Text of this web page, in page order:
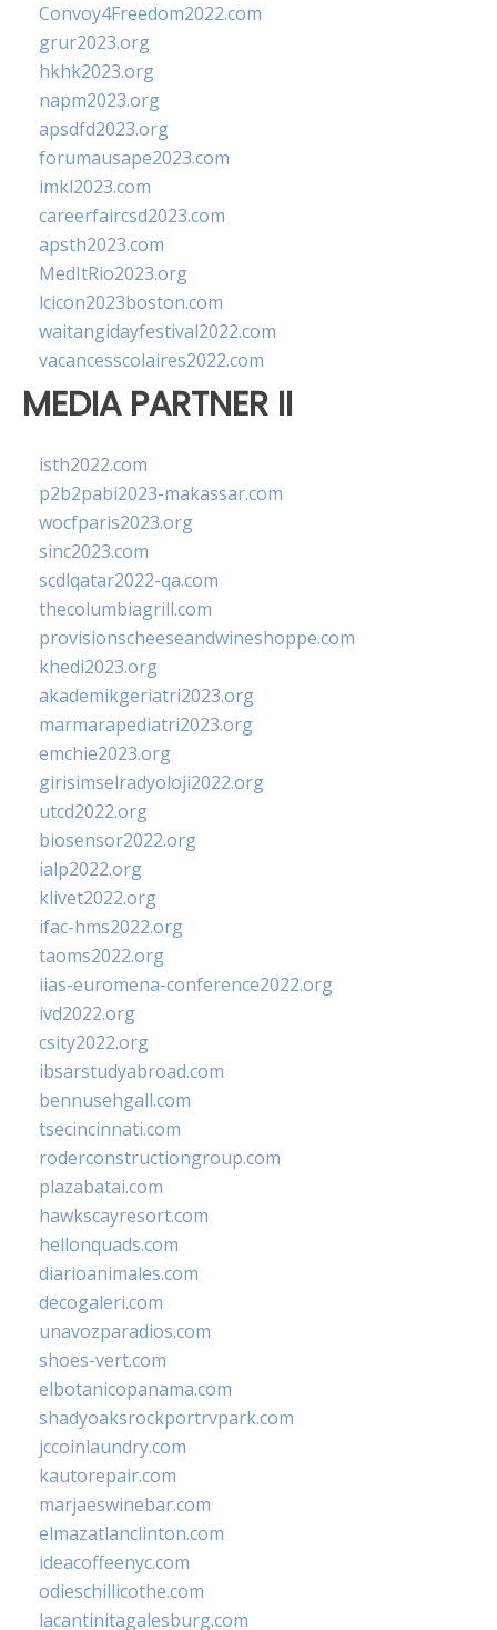
Convoy4Freedom2022.com
grur2023.org
hkhk2023.org
napm2023.org
apsdfd2023.org
forumausape2023.com
imkl2023.com
careerfaircsd2023.com
apsth2023.com
MedItRio2023.org
lcicon2023boston.com
waitangidayfestival2022.com
vacancesscolaires2022.com
MEDIA PARTNER II
isth2022.com
p2b2pabi2023-makassar.com
wocfparis2023.org
sinc2023.com
scdlqatar2022-qa.com
thecolumbiagrill.com
provisionscheeseandwineshoppe.com
khedi2023.org
akademikgeriatri2023.org
marmarapediatri2023.org
emchie2023.org
girisimselradyoloji2022.org
utcd2022.org
biosensor2022.org
ialp2022.org
klivet2022.org
ifac-hms2022.org
taoms2022.org
iias-euromena-conference2022.org
ivd2022.org
csity2022.org
ibsarstudyabroad.com
bennusehgall.com
tsecincinnati.com
roderconstructiongroup.com
plazabatai.com
hawkscayresort.com
hellonquads.com
diarioanimales.com
decogaleri.com
unavozparadios.com
shoes-vert.com
elbotanicopanama.com
shadyoaksrockportrvpark.com
jccoinlaundry.com
kautorepair.com
marjaeswinebar.com
elmazatlanclinton.com
ideacoffeenyc.com
odieschillicothe.com
lacantinitagalesburg.com